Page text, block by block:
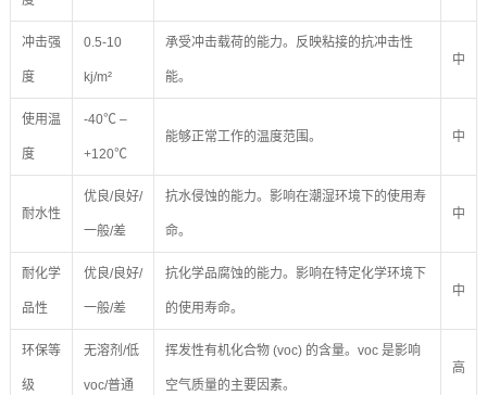
冲击强
度
0.5-10
kj/m²
承受冲击载荷的能力。反映粘接的抗冲击性
能。
中
使用温
度
-40℃ –
+120℃
能够正常工作的温度范围。 中
耐水性
优良/良好/
一般/差
抗水侵蚀的能力。影响在潮湿环境下的使用寿
命。
中
耐化学
品性
优良/良好/
一般/差
抗化学品腐蚀的能力。影响在特定化学环境下
的使用寿命。
中
环保等
级
无溶剂/低
voc/普通
挥发性有机化合物 (voc) 的含量。voc 是影响
空气质量的主要因素。
高